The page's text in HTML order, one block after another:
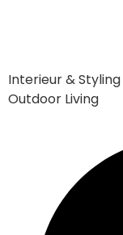
Interieur & Styling
Outdoor Living